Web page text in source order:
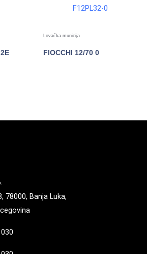
Lovačka municija
FIOCCHI 12/70 0
78000, Banja Luka,